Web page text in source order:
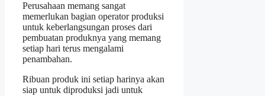
Perusahaan memang sangat
memerlukan bagian operator produksi
untuk keberlangsungan proses dari
pembuatan produknya yang memang
setiap hari terus mengalami
penambahan.
Ribuan produk ini setiap harinya akan
siap untuk diproduksi jadi untuk